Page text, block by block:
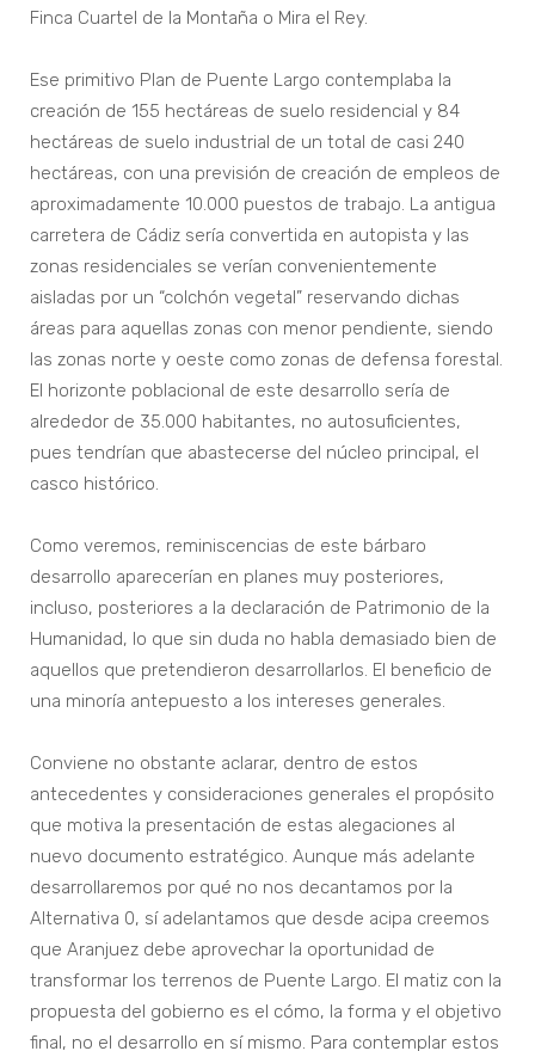
Finca Cuartel de la Montaña o Mira el Rey.
Ese primitivo Plan de Puente Largo contemplaba la
creación de 155 hectáreas de suelo residencial y 84
hectáreas de suelo industrial de un total de casi 240
hectáreas, con una previsión de creación de empleos de
aproximadamente 10.000 puestos de trabajo. La antigua
carretera de Cádiz sería convertida en autopista y las
zonas residenciales se verían convenientemente
aisladas por un “colchón vegetal” reservando dichas
áreas para aquellas zonas con menor pendiente, siendo
las zonas norte y oeste como zonas de defensa forestal.
El horizonte poblacional de este desarrollo sería de
alrededor de 35.000 habitantes, no autosuficientes,
pues tendrían que abastecerse del núcleo principal, el
casco histórico.
Como veremos, reminiscencias de este bárbaro
desarrollo aparecerían en planes muy posteriores,
incluso, posteriores a la declaración de Patrimonio de la
Humanidad, lo que sin duda no habla demasiado bien de
aquellos que pretendieron desarrollarlos. El beneficio de
una minoría antepuesto a los intereses generales.
Conviene no obstante aclarar, dentro de estos
antecedentes y consideraciones generales el propósito
que motiva la presentación de estas alegaciones al
nuevo documento estratégico. Aunque más adelante
desarrollaremos por qué no nos decantamos por la
Alternativa 0, sí adelantamos que desde acipa creemos
que Aranjuez debe aprovechar la oportunidad de
transformar los terrenos de Puente Largo. El matiz con la
propuesta del gobierno es el cómo, la forma y el objetivo
final, no el desarrollo en sí mismo. Para contemplar estos